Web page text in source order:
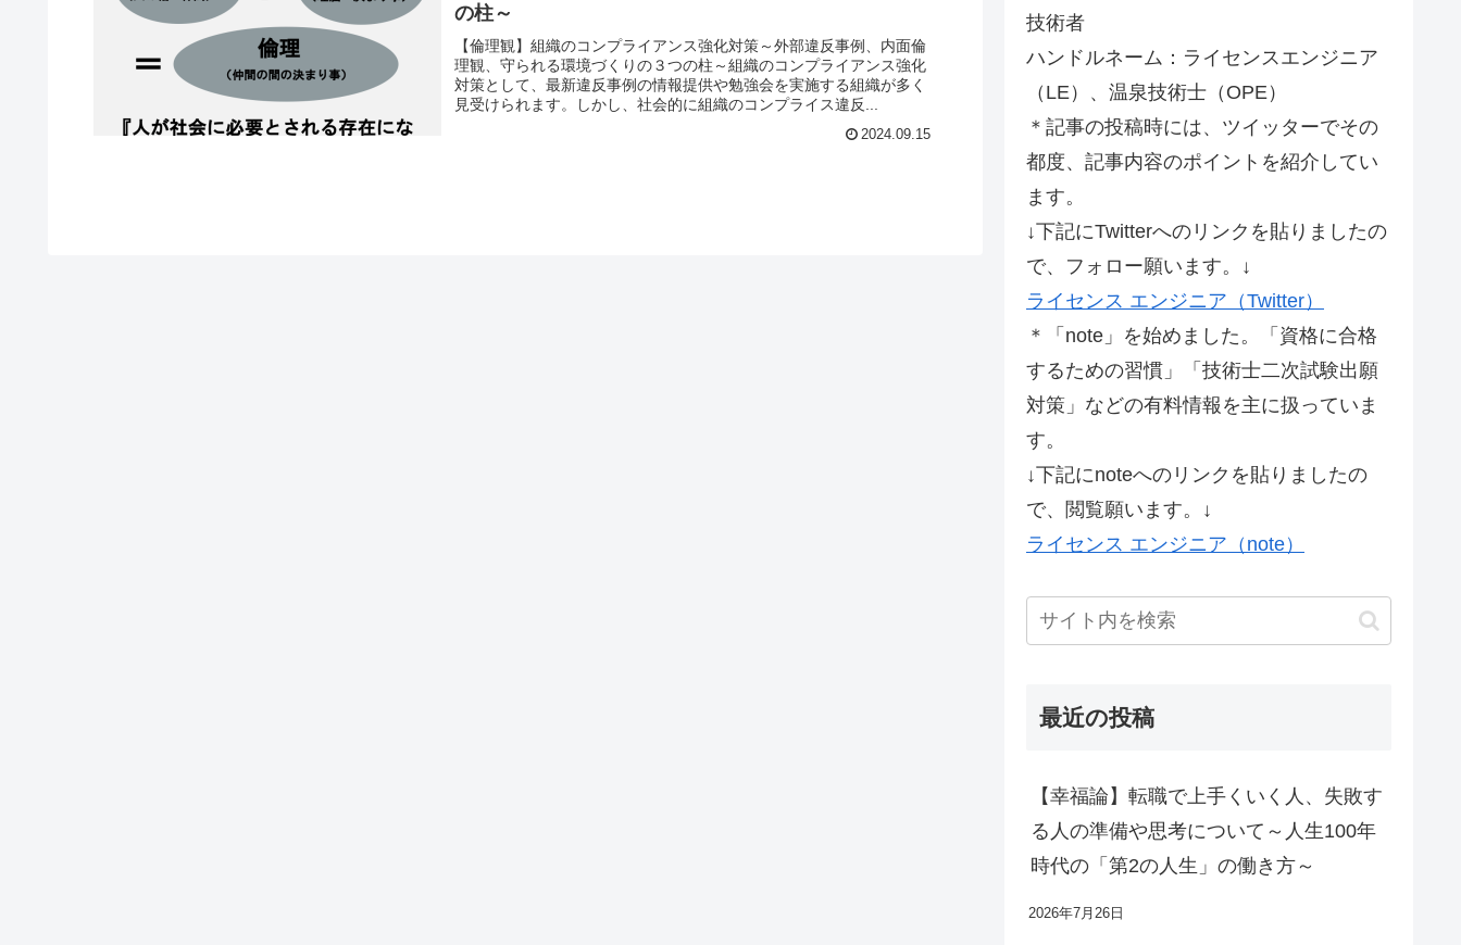
の柱～
【倫理観】組織のコンプライアンス強化対策～外部違反事例、内面倫
理観、守られる環境づくりの３つの柱～組織のコンプライアンス強化
対策として、最新違反事例の情報提供や勉強会を実施する組織が多く
見受けられます。しかし、社会的に組織のコンプライス違反...
2024.09.15
技術者
ハンドルネーム：ライセンスエンジニア
（LE）、温泉技術士（OPE）
＊記事の投稿時には、ツイッターでその
都度、記事内容のポイントを紹介してい
ます。
↓下記にTwitterへのリンクを貼りましたの
で、フォロー願います。↓
ライセンス エンジニア（Twitter）
＊「note」を始めました。「資格に合格
するための習慣」「技術士二次試験出願
対策」などの有料情報を主に扱っていま
す。
↓下記にnoteへのリンクを貼りましたの
で、閲覧願います。↓
ライセンス エンジニア（note）
最近の投稿
【幸福論】転職で上手くいく人、失敗す
る人の準備や思考について～人生100年
時代の「第2の人生」の働き方～
2026年7月26日